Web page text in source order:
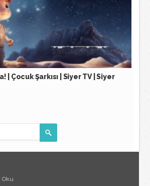
| Çocuk Şarkısı | Siyer TV | Siyer
Oku